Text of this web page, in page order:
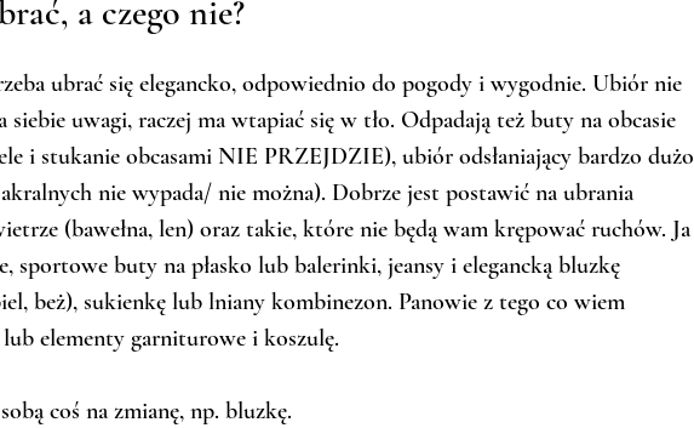
a czego nie?
ubrać się elegancko, odpowiednio do pogody i wygodnie. Ubiór nie
siebie uwagi, raczej ma wtapiać się w tło. Odpadają też buty na obcasie
i stukanie obcasami NIE PRZEJDZIE), ubiór odsłaniający bardzo dużo
nie wypada/ nie można). Dobrze jest postawić na ubrania
(bawełna, len) oraz takie, które nie będą wam krępować ruchów. Ja
sportowe buty na płasko lub balerinki, jeansy i elegancką bluzkę
beż), sukienkę lub lniany kombinezon. Panowie z tego co wiem
elementy garniturowe i koszulę.
coś na zmianę, np. bluzkę.